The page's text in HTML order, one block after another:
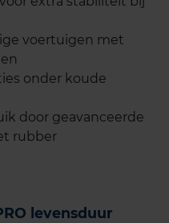
voertuigen met
onder koude
door geavanceerde
rubber
levensduur